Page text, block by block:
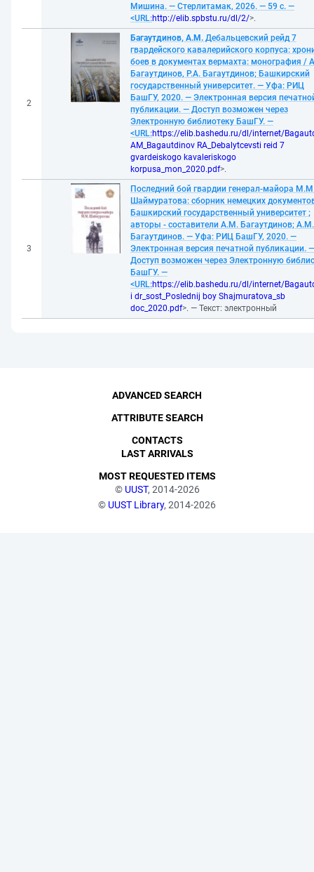
Мишина. — Стерлитамак, 2026. — 59 с. —
<URL:http://elib.spbstu.ru/dl/2/>.
2
Багаутдинов, А.М. Дебальцевский рейд 7
гвардейского кавалерийского корпуса:
боев в документах вермахта: монография /
Багаутдинов, Р.А. Багаутдинов; Башкирский
государственный университет. — Уфа: РИЦ
БашГУ, 2020. — Электронная версия
публикации. — Доступ возможен через
Электронную библиотеку БашГУ. —
<URL:https://elib.bashedu.ru/dl/internet/
AM_Bagautdinov RA_Debalytcevsti reid 7
gvardeiskogo kavaleriskogo
korpusa_mon_2020.pdf>.
3
Последний бой гвардии генерал-майора
Шаймуратова: сборник немецких
Башкирский государственный университет ;
авторы - составители А.М. Багаутдинов; А.М.
Багаутдинов. — Уфа: РИЦ БашГУ, 2020. —
Электронная версия печатной публикации. —
Доступ возможен через Электронную
БашГУ. —
<URL:https://elib.bashedu.ru/dl/internet/
i dr_sost_Poslednij boy Shajmuratova_sb
doc_2020.pdf>. — Текст: электронный
© UUST, 2014-2026
© UUST Library, 2014-2026
ADVANCED SEARCH
ATTRIBUTE SEARCH
CONTACTS
LAST ARRIVALS
MOST REQUESTED ITEMS